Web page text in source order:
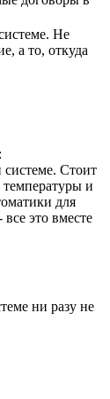
Не
а то, откуда
Стоит
температуры и
для
это вместе
ни разу не